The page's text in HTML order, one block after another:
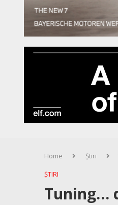
Home Știri
ȘTIRI
Tuning…